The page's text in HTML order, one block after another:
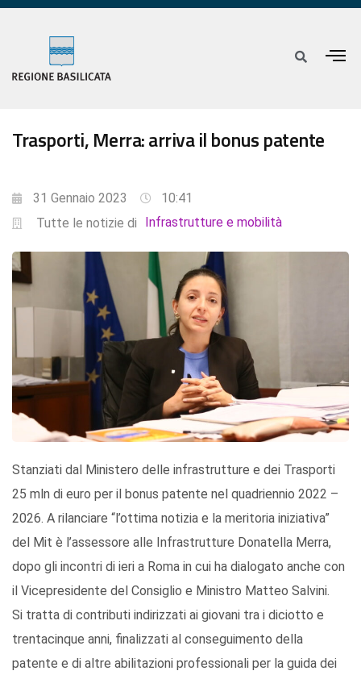
Trasporti, Merra: arriva il bonus patente
31 Gennaio 2023
10:41
Tutte le notizie di
Infrastrutture e mobilità
Stanziati dal Ministero delle infrastrutture e dei Trasporti
25 mln di euro per il bonus patente nel quadriennio 2022 –
2026. A rilanciare “l’ottima notizia e la meritoria iniziativa”
del Mit è l’assessore alle Infrastrutture Donatella Merra,
dopo gli incontri di ieri a Roma in cui ha dialogato anche con
il Vicepresidente del Consiglio e Ministro Matteo Salvini.
Si tratta di contributi indirizzati ai giovani tra i diciotto e
trentacinque anni, finalizzati al conseguimento della
patente e di altre abilitazioni professionali per la guida dei